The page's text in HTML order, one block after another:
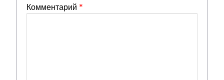
Комментарий *